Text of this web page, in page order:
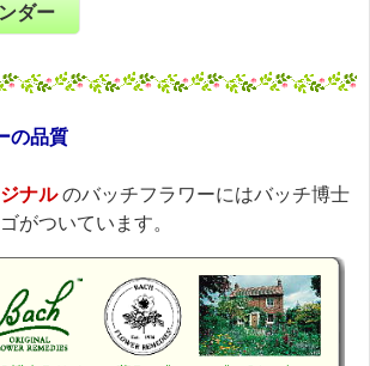
ダー
の品質
ナルのバッチフラワーにはバッチ博士
がついています。